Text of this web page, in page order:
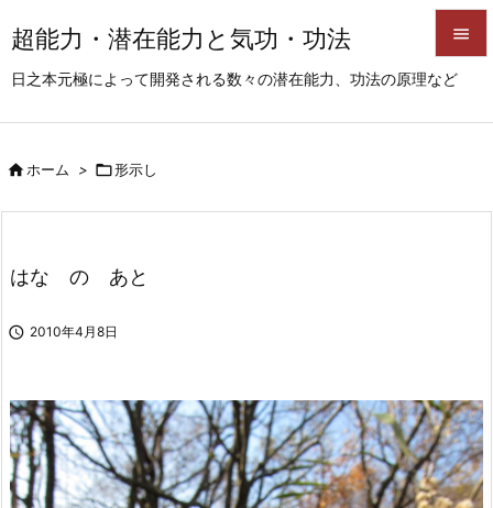
超能力・潜在能力と気功・功法
日之本元極によって開発される数々の潜在能力、功法の原理など


前へ
ホーム > 形示し
はな の あと
 2010年4月8日